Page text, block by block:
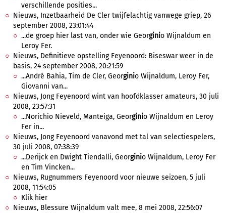
verschillende posities...
Nieuws, Inzetbaarheid De Cler twijfelachtig vanwege griep, 26
september 2008, 23:01:44
...de groep hier last van, onder wie Georginio Wijnaldum en
Leroy Fer.
Nieuws, Definitieve opstelling Feyenoord: Biseswar weer in de
basis, 24 september 2008, 20:21:59
...André Bahia, Tim de Cler, Georginio Wijnaldum, Leroy Fer,
Giovanni van...
Nieuws, Jong Feyenoord wint van hoofdklasser amateurs, 30 juli
2008, 23:57:31
...Norichio Nieveld, Manteiga, Georginio Wijnaldum en Leroy
Fer in...
Nieuws, Jong Feyenoord vanavond met tal van selectiespelers,
30 juli 2008, 07:38:39
...Derijck en Dwight Tiendalli, Georginio Wijnaldum, Leroy Fer
en Tim Vincken...
Nieuws, Rugnummers Feyenoord voor nieuwe seizoen, 5 juli
2008, 11:54:05
Klik hier
Nieuws, Blessure Wijnaldum valt mee, 8 mei 2008, 22:56:07